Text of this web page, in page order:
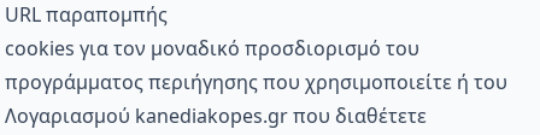
URL παραπομπής
cookies για τον μοναδικό προσδιορισμό του
προγράμματος περιήγησης που χρησιμοποιείτε ή του
Λογαριασμού kanediakopes.gr που διαθέτετε